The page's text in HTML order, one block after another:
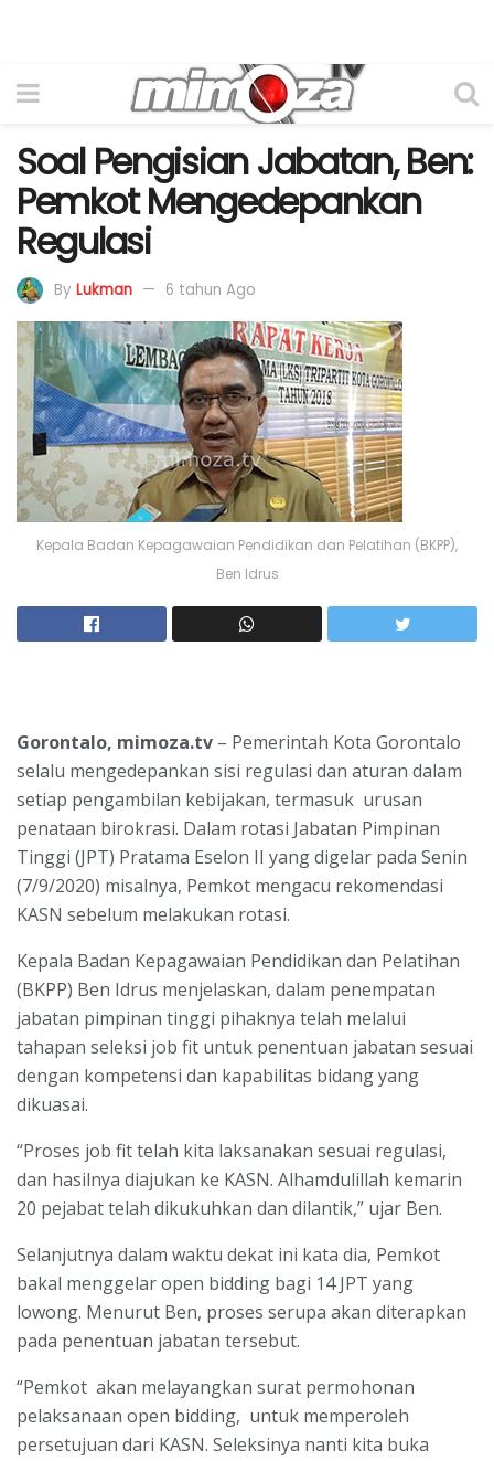
Soal Pengisian Jabatan, Ben:
Pemkot Mengedepankan
Regulasi
By Lukman 6 tahun Ago
Kepala Badan Kepagawaian Pendidikan dan Pelatihan (BKPP),
Ben Idrus
Gorontalo, mimoza.tv – Pemerintah Kota Gorontalo
selalu mengedepankan sisi regulasi dan aturan dalam
setiap pengambilan kebijakan, termasuk urusan
penataan birokrasi. Dalam rotasi Jabatan Pimpinan
Tinggi (JPT) Pratama Eselon II yang digelar pada Senin
(7/9/2020) misalnya, Pemkot mengacu rekomendasi
KASN sebelum melakukan rotasi.
Kepala Badan Kepagawaian Pendidikan dan Pelatihan
(BKPP) Ben Idrus menjelaskan, dalam penempatan
jabatan pimpinan tinggi pihaknya telah melalui
tahapan seleksi job fit untuk penentuan jabatan sesuai
dengan kompetensi dan kapabilitas bidang yang
dikuasai.
“Proses job fit telah kita laksanakan sesuai regulasi,
dan hasilnya diajukan ke KASN. Alhamdulillah kemarin
20 pejabat telah dikukuhkan dan dilantik,” ujar Ben.
Selanjutnya dalam waktu dekat ini kata dia, Pemkot
bakal menggelar open bidding bagi 14 JPT yang
lowong. Menurut Ben, proses serupa akan diterapkan
pada penentuan jabatan tersebut.
“Pemkot akan melayangkan surat permohonan
pelaksanaan open bidding, untuk memperoleh
persetujuan dari KASN. Seleksinya nanti kita buka